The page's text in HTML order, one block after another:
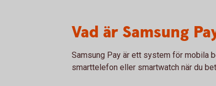
Vad är Samsung
Samsung Pay är ett system för mobila
smarttelefon eller smartwatch när du